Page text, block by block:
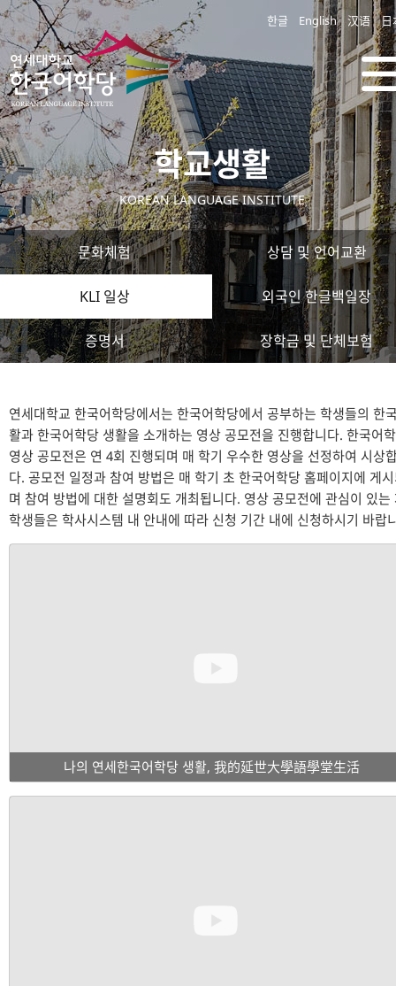
한글 English 汉语 日
학교생활
KOREAN LANGUAGE INSTITUTE
문화체험 상담 및 언어교환
KLI 일상 외국인 한글백일장
증명서 장학금 및 단체보험
연세대학교 한국어학당에서는 한국어학당에서 공부하는 학생들의 한
활과 한국어학당 생활을 소개하는 영상 공모전을 진행합니다. 한국어
영상 공모전은 연 4회 진행되며 매 학기 우수한 영상을 선정하여 시상
다. 공모전 일정과 참여 방법은 매 학기 초 한국어학당 홈페이지에 게
며 참여 방법에 대한 설명회도 개최됩니다. 영상 공모전에 관심이 있는
학생들은 학사시스템 내 안내에 따라 신청 기간 내에 신청하시기 바랍
나의 연세한국어학당 생활, 我的延世大學語學堂生活